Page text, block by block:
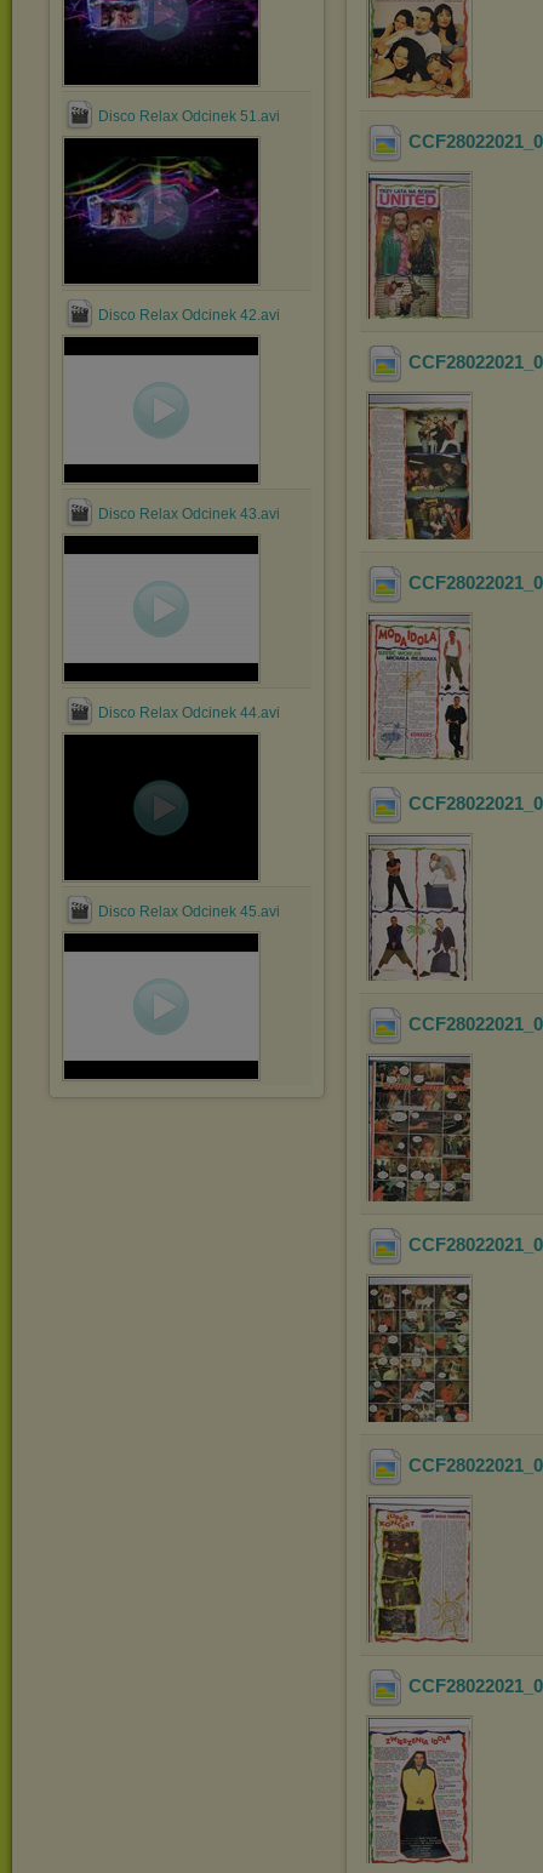
Disco Relax Odcinek 51.avi
Disco Relax Odcinek 42.avi
Disco Relax Odcinek 43.avi
Disco Relax Odcinek 44.avi
Disco Relax Odcinek 45.avi